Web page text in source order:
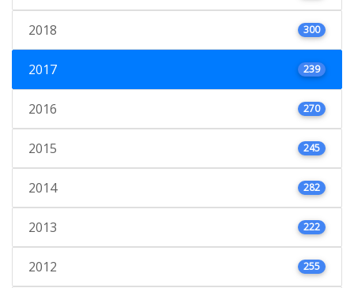
2018 300
2017 239
2016 270
2015 245
2014 282
2013 222
2012 255